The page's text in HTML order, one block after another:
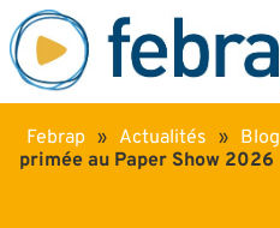
Febrap » Actualités » Blog
primée au Paper Show 2026